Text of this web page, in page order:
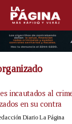
incautados al
en su contra
Diario La Página